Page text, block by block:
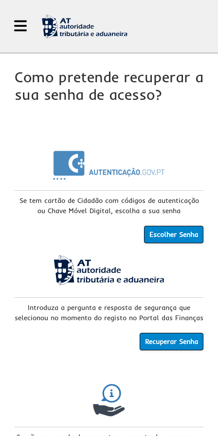
Abrir Menu de Navegação
Como pretende recuperar a
sua senha de acesso?
Se tem cartão de Cidadão com códigos de autenticação
ou Chave Móvel Digital, escolha a sua senha
Escolher Senha
Introduza a pergunta e resposta de segurança que
selecionou no momento do registo no Portal das Finanças
Recuperar Senha